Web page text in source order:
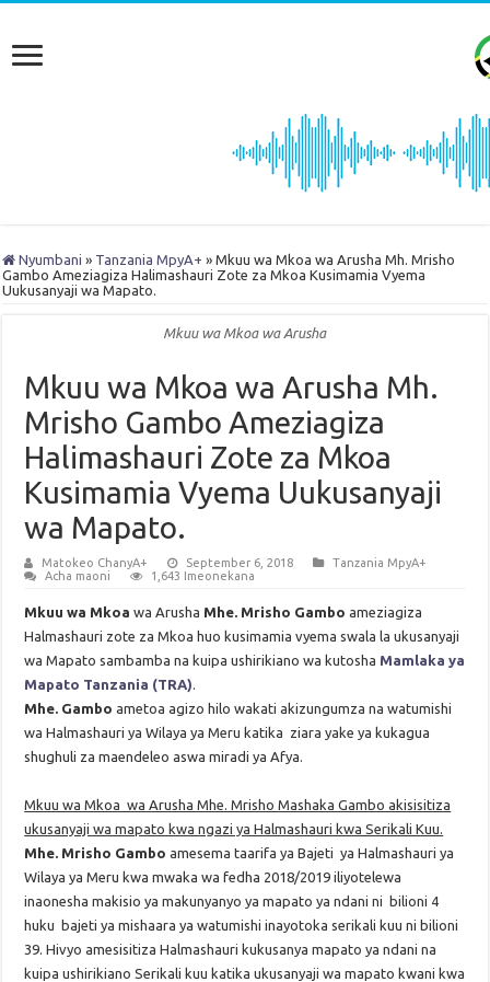
Nyumbani » Tanzania MpyA+ » Mkuu wa Mkoa wa Arusha Mh. Mrisho
Gambo Ameziagiza Halimashauri Zote za Mkoa Kusimamia Vyema
Uukusanyaji wa Mapato.
Mkuu wa Mkoa wa Arusha
Mkuu wa Mkoa wa Arusha Mh.
Mrisho Gambo Ameziagiza
Halimashauri Zote za Mkoa
Kusimamia Vyema Uukusanyaji
wa Mapato.
Matokeo ChanyA+ September 6, 2018
Tanzania MpyA+
Acha maoni
1,643 Imeonekana
Mkuu wa Mkoa wa Arusha Mhe. Mrisho Gambo ameziagiza
Halmashauri zote za Mkoa huo kusimamia vyema swala la ukusanyaji
wa Mapato sambamba na kuipa ushirikiano wa kutosha Mamlaka ya
Mapato Tanzania (TRA).
Mhe. Gambo ametoa agizo hilo wakati akizungumza na watumishi
wa Halmashauri ya Wilaya ya Meru katika ziara yake ya kukagua
shughuli za maendeleo aswa miradi ya Afya.
Mkuu wa Mkoa wa Arusha Mhe. Mrisho Mashaka Gambo akisisitiza
ukusanyaji wa mapato kwa ngazi ya Halmashauri kwa Serikali Kuu.
Mhe. Mrisho Gambo amesema taarifa ya Bajeti ya Halmashauri ya
Wilaya ya Meru kwa mwaka wa fedha 2018/2019 iliyotelewa
inaonesha makisio ya makunyanyo ya mapato ya ndani ni bilioni 4
huku bajeti ya mishaara ya watumishi inayotoka serikali kuu ni bilioni
39. Hivyo amesisitiza Halmashauri kukusanya mapato ya ndani na
kuipa ushirikiano Serikali kuu katika ukusanyaji wa mapato kwani kwa